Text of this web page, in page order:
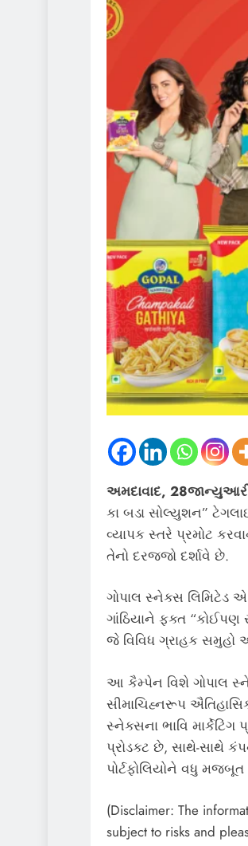
અમદાવાદ,
કા બડા સોલ્યુશન”
વ્યાપક સ્તરે પ્રમોટ
તેનો દરજ્જો દર્શાવે છે.
ગોપાલ સ્નેક્સ લિમિટેડ એ
ગાંઠિયાને ફક્ત
જે વિવિધ ગ્રાહક સમુહો
આ કૈમ્પેન વિશે ગોપાલ
સીમાચિહ્નરૂપ
સ્નેક્સના ભાવિ
પ્રોડક્ટ છે, સાથે-સાથે
પોર્ટફોલિયોને વધુ
(Disclaimer: The
subject to risks and